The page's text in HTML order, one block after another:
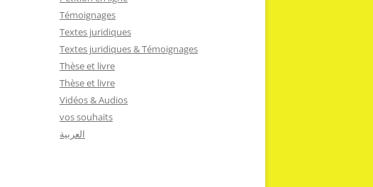
Témoignages
Textes juridiques
Textes juridiques & Témoignages
Thèse et livre
Thèse et livre
Vidéos & Audios
vos souhaits
العربية